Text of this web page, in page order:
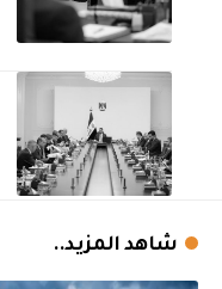
شاهد المزيد..